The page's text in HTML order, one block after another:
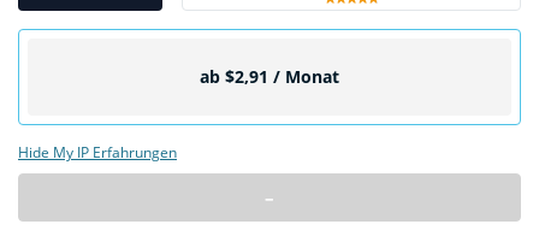
ab $2,91 / Monat
Hide My IP Erfahrungen
–